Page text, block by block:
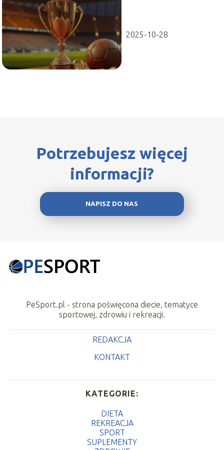
2025-10-28
Potrzebujesz więcej
informacji?
NAPISZ DO NAS
PeSport.pl - strona poświęcona diecie, tematyce
sportowej, zdrowiu i rekreacji.
REDAKCJA
KONTAKT
KATEGORIE:
DIETA
REKREACJA
SPORT
SUPLEMENTY